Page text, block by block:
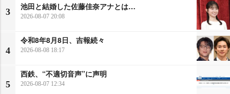
3
池田と結婚した佐藤佳奈アナとは…
2026-08-07 20:08
4
令和8年8月8日、吉報続々
2026-08-08 18:17
5
西鉄、“不適切音声”に声明
2026-08-07 12:34